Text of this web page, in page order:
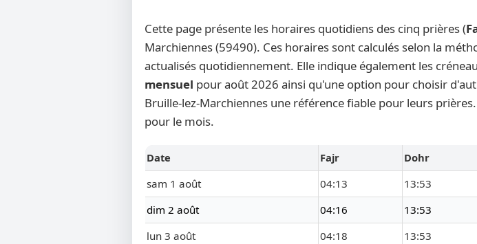
Cette page présente les horaires quotidiens des cinq prières (
Marchiennes (59490). Ces horaires sont calculés selon la
actualisés quotidiennement. Elle indique également les
mensuel pour août 2026 ainsi qu'une option pour choisir
Bruille-lez-Marchiennes une référence fiable pour leurs
pour le mois.
Date Fajr Dohr
sam 1 août
04:13 13:53
dim 2 août
04:16 13:53
lun 3 août
04:18 13:53